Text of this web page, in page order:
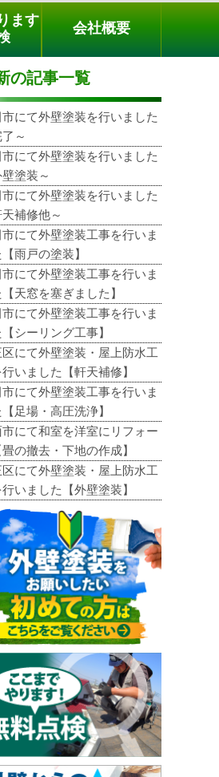
受付中]
ます
会社概要
の記事一覧
市にて外壁塗装を行いました
～
市にて外壁塗装を行いました
壁塗装～
市にて外壁塗装を行いました
天補修他～
市にて外壁塗装工事を行いま
【雨戸の塗装】
市にて外壁塗装工事を行いま
【天窓を塞ぎました】
市にて外壁塗装工事を行いま
【シーリング工事】
区にて外壁塗装・屋上防水工
いました【軒天補修】
市にて外壁塗装工事を行いま
【足場・高圧洗浄】
にて和室を洋室にリフォー
畳の撤去・下地の作成】
区にて外壁塗装・屋上防水工
いました【外壁塗装】